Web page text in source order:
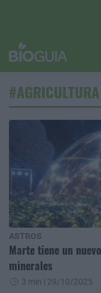
#AGRICULTURA
ASTROS
Marte tiene un
minerales
3 min | 29/10/2025